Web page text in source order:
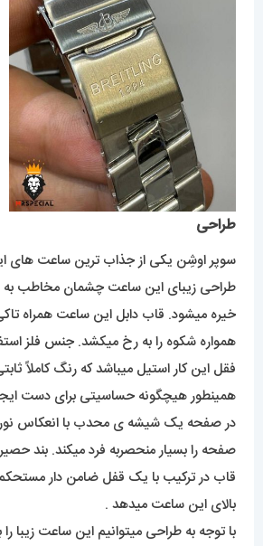
طراحی
سوپر اوشِن یکی از جذاب ترین ساعت های
طراحی زیبای این ساعت چشمان مخاطب
خیره میشود. قاب دابل این ساعت همراه
همواره شکوه را به رخ میکشد. جنس فلز
فقل این کار استیل میباشد که رنگ کاملاً
همینطور هیچگونه حساسیتی برای دست
در صفحه یک شیشه ی محدب با انعکاس نور
صفحه را بسیار منحصربه فرد میکند. بند
قاب در ترکیب با یک قفل ضامن دار
بالای این ساعت میدهد .
با توجه به طراحی میتوانیم این ساعت زیبا